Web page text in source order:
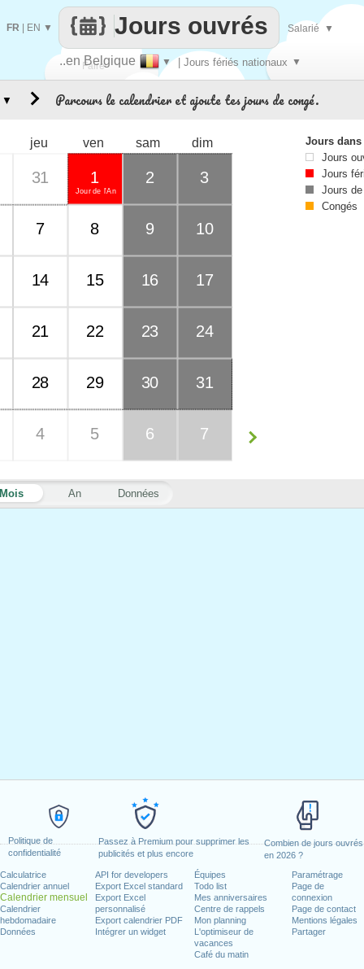
Politique de
confidentialité
Passez à Premium pour supprimer les
publicités et plus encore
Combien de jours ouvrés
en 2026 ?
Calculatrice
Calendrier annuel
Calendrier mensuel
Calendrier
hebdomadaire
Données
API for developers
Export Excel standard
Export Excel
personnalisé
Export calendrier PDF
Intégrer un widget
Équipes
Todo list
Mes anniversaires
Centre de rappels
Mon planning
L'optimiseur de
vacances
Café du matin
Paramétrage
Page de
connexion
Page de contact
Mentions légales
Partager
Faire
..en Belgique ▼ | Jours fériés nationaux ▼
Jours ouvrés
FR EN ▼ Salarié ▼
Parcours le calendrier et ajoute tes jours de congé.
Mois An Données
jeu ven sam dim
31
Jour de l'An
1 2 3
7 8 9 10
14 15 16 17
21 22 23 24
28 29 30 31
4 5 6 7
▼
Jours
Jours
Jours
Jours
Congés